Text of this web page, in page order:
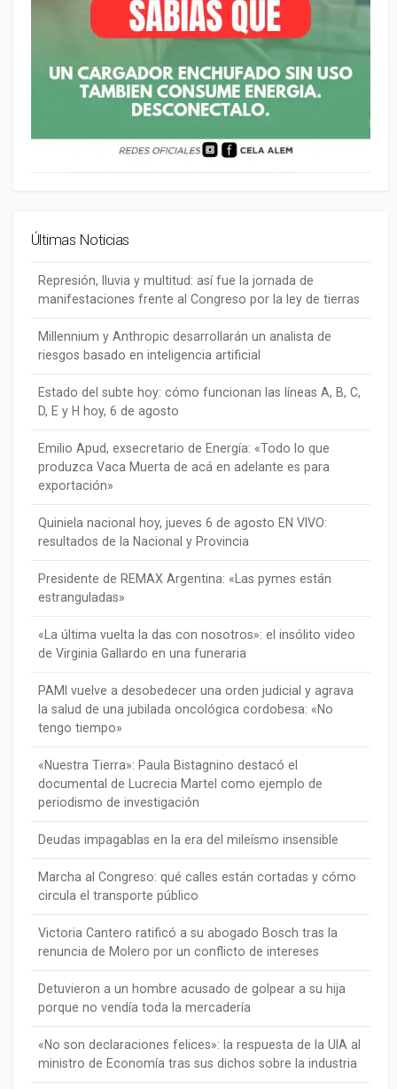
Últimas Noticias
Represión, lluvia y multitud: así fue la jornada de
manifestaciones frente al Congreso por la ley de tierras
Millennium y Anthropic desarrollarán un analista de
riesgos basado en inteligencia artificial
Estado del subte hoy: cómo funcionan las líneas A, B, C,
D, E y H hoy, 6 de agosto
Emilio Apud, exsecretario de Energía: «Todo lo que
produzca Vaca Muerta de acá en adelante es para
exportación»
Quiniela nacional hoy, jueves 6 de agosto EN VIVO:
resultados de la Nacional y Provincia
Presidente de REMAX Argentina: «Las pymes están
estranguladas»
«La última vuelta la das con nosotros»: el insólito video
de Virginia Gallardo en una funeraria
PAMI vuelve a desobedecer una orden judicial y agrava
la salud de una jubilada oncológica cordobesa: «No
tengo tiempo»
«Nuestra Tierra»: Paula Bistagnino destacó el
documental de Lucrecia Martel como ejemplo de
periodismo de investigación
Deudas impagablas en la era del mileísmo insensible
Marcha al Congreso: qué calles están cortadas y cómo
circula el transporte público
Victoria Cantero ratificó a su abogado Bosch tras la
renuncia de Molero por un conflicto de intereses
Detuvieron a un hombre acusado de golpear a su hija
porque no vendía toda la mercadería
«No son declaraciones felices»: la respuesta de la UIA al
ministro de Economía tras sus dichos sobre la industria